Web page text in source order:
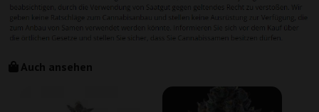
Auch ansehen